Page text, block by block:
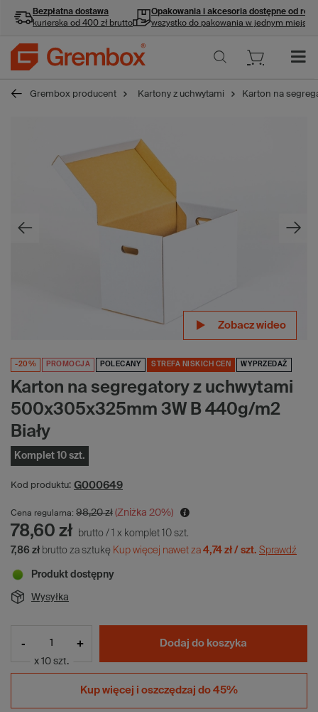
Bezpłatna dostawa
kurierska od 400 zł brutto
Opakowania i akcesoria dostępne od ręki
wszystko do pakowania w jednym miejscu
Grembox producent Kartony z uchwytami Karton na
Zobacz wideo
Zobacz wideo
Zobacz wideo
Zobacz wideo
-20% PROMOCJA POLECANY STREFA NISKICH CEN WYPRZEDAŻ
Karton na segregatory z uchwytami
500x305x325mm 3W B 440g/m2
Biały
Komplet 10 szt.
Kod produktu: G000649
Cena regularna: 98,20 zł (Zniżka 20%)
78,60 zł brutto / 1 x komplet 10 szt.
7,86 zł brutto za sztukę Kup więcej nawet za 4,74 zł / szt. Sprawdź
Produkt dostępny
Wysyłka
- +
x 10 szt.
Dodaj do koszyka
Kup więcej i oszczędzaj do 45%